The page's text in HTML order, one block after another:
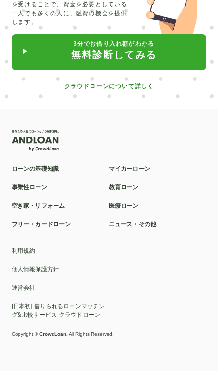
を受けることで、 資金を必要としている
一人でも多くの人に、融資の機会を提供
します。
3分でお借り入れ額がわかる
無料診断してみる
クラウドローンについて詳しく
ローンの基礎知識 マイカーローン
事業性ローン 教育ローン
空き家・リフォーム 医療ローン
フリー・カードローン ニュース・その他
利用規約
個人情報保護方針
運営会社
[日本初] 借りられるローンマッチン
グ&比較サービス-クラウドローン
Copyright ©CrowdLoan. All Rights Reserved.